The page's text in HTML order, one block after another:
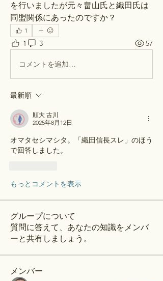
を行いましたが元々畠山氏と織田氏は
同盟関係にあったのですか？
1
1 3 57
コメントを追加…
最新順
順大 古川
2025年8月12日
オマタセシマシタ。「織田信長スレ」のほう
で回答しました。
もっとコメントを表示
グループについて
質問に答えて、あなたの知識をメンバ
ーと共有しましょう。
メンバー